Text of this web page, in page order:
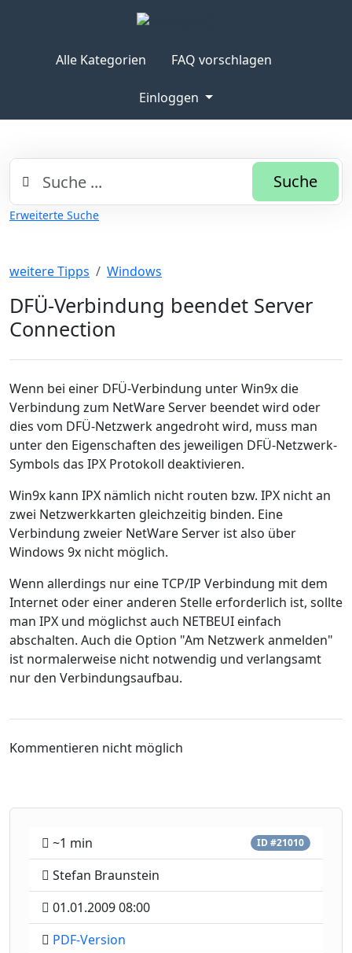
Alle Kategorien FAQ vorschlagen
Einloggen
Suche
Erweiterte Suche
weitere Tipps Windows
DFÜ-Verbindung beendet Server
Connection
Wenn bei einer DFÜ-Verbindung unter Win9x die
Verbindung zum NetWare Server beendet wird oder
dies vom DFÜ-Netzwerk angedroht wird, muss man
unter den Eigenschaften des jeweiligen DFÜ-Netzwerk-
Symbols das IPX Protokoll deaktivieren.
Win9x kann IPX nämlich nicht routen bzw. IPX nicht an
zwei Netzwerkkarten gleichzeitig binden. Eine
Verbindung zweier NetWare Server ist also über
Windows 9x nicht möglich.
Wenn allerdings nur eine TCP/IP Verbindung mit dem
Internet oder einer anderen Stelle erforderlich ist, sollte
man IPX und möglichst auch NETBEUI einfach
abschalten. Auch die Option "Am Netzwerk anmelden"
ist normalerweise nicht notwendig und verlangsamt
nur den Verbindungsaufbau.
Kommentieren nicht möglich
~1 min ID #21010
Stefan Braunstein
01.01.2009 08:00
PDF-Version